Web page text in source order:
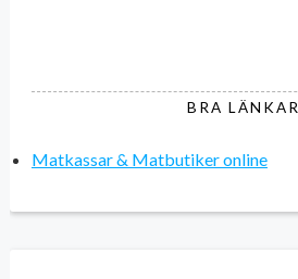
BRA LÄNKAR
Matkassar & Matbutiker online